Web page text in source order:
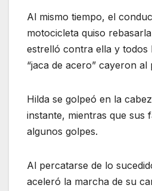
Al mismo tiempo, el
motocicleta quiso
estrelló contra ella y todos
“jaca de acero” cayeron al
Hilda se golpeó en la
instante, mientras que sus
algunos golpes.
Al percatarse de lo
aceleró la marcha de su